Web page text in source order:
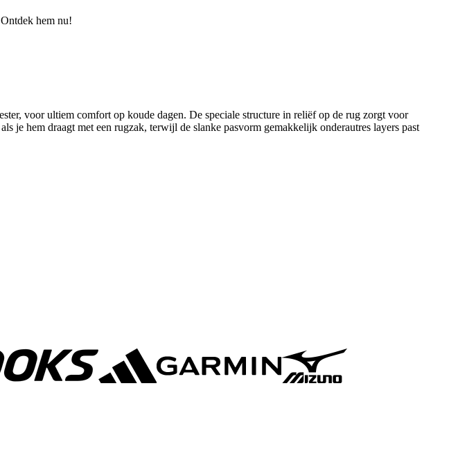
hem nu!
voor ultiem comfort op koude dagen. De speciale structure in reliëf op de rug zorgt voor
je hem draagt met een rugzak, terwijl de slanke pasvorm gemakkelijk onderautres layers past